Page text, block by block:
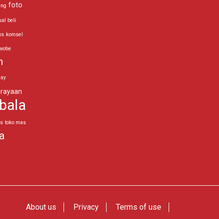
foto
beli
komsel
toko mas
About us Privacy Terms of use